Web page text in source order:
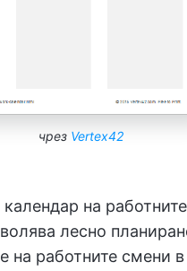
чрез Vertex42
на
лесно
на работните смени